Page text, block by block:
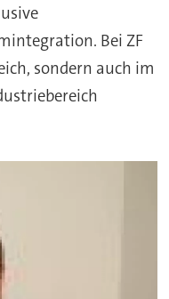
Bei ZF
sondern auch im